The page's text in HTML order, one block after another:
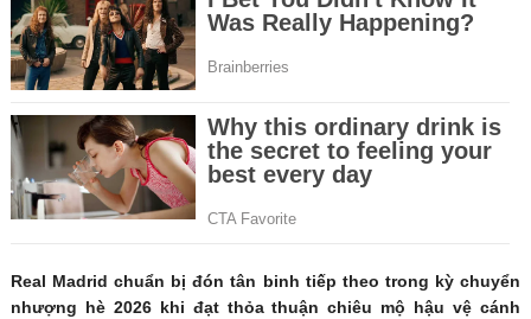
Real Madrid chuẩn bị đón tân binh tiếp theo trong kỳ chuyển
nhượng hè 2026 khi đạt thỏa thuận chiêu mộ hậu vệ cánh